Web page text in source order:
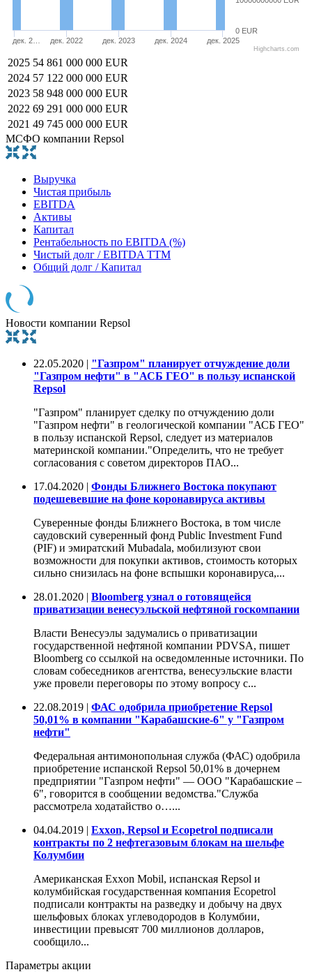
дек. 2… дек. 2022 дек. 2023 дек. 2024 дек. 2025
0 EUR
Highcharts.com
2025 54 861 000 000 EUR
2024 57 122 000 000 EUR
2023 58 948 000 000 EUR
2022 69 291 000 000 EUR
2021 49 745 000 000 EUR
МСФО компании Repsol
Выручка
Чистая прибыль
EBITDA
Активы
Капитал
Рентабельность по EBITDA (%)
Чистый долг / EBITDA TTM
Общий долг / Капитал
Новости компании Repsol
22.05.2020 | "Газпром" планирует отчуждение доли
"Газпром нефти" в "АСБ ГЕО" в пользу испанской
Repsol
"Газпром" планирует сделку по отчуждению доли
"Газпром нефти" в геологической компании "АСБ ГЕО"
в пользу испанской Repsol, следует из материалов
материнской компании."Определить, что не требует
согласования с советом директоров ПАО...
17.04.2020 | Фонды Ближнего Востока покупают
подешевевшие на фоне коронавируса активы
Суверенные фонды Ближнего Востока, в том числе
саудовский суверенный фонд Public Investment Fund
(PIF) и эмиратский Mubadala, мобилизуют свои
возможности для покупки активов, стоимость которых
сильно снизилась на фоне вспышки коронавируса,...
28.01.2020 | Bloomberg узнал о готовящейся
приватизации венесуэльской нефтяной госкомпании
Власти Венесуэлы задумались о приватизации
государственной нефтяной компании PDVSA, пишет
Bloomberg со ссылкой на осведомленные источники. По
словам собеседников агентства, венесуэльские власти
уже провели переговоры по этому вопросу с...
22.08.2019 | ФАС одобрила приобретение Repsol
50,01% в компании "Карабашские-6" у "Газпром
нефти"
Федеральная антимонопольная служба (ФАС) одобрила
приобретение испанской Repsol 50,01% в дочернем
предприятии "Газпром нефти" — ООО "Карабашские –
6", говорится в сообщении ведомства."Служба
рассмотрела ходатайство о…...
04.04.2019 | Exxon, Repsol и Ecopetrol подписали
контракты по 2 нефтегазовым блокам на шельфе
Колумбии
Американская Exxon Mobil, испанская Repsol и
колумбийская государственная компания Ecopetrol
подписали контракты на разведку и добычу на двух
шельфовых блоках углеводородов в Колумбии,
инвестиции превысят 700 миллионов долларов,
сообщило...
Параметры акции